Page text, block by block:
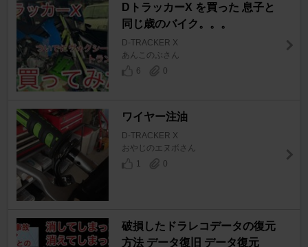
DトラッカーX を買った 息子と
同じ歳のバイク。。。
D-TRACKER X
あんこのぶさん
6
0
ワイヤー注油
D-TRACKER X
おやじのエヌボさん
1
0
破損したドラレコデータの復元
方法 データ復旧 データ復元